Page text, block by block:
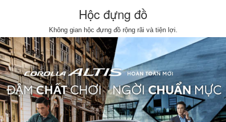
Hộc đựng đồ
Không gian hộc đựng đồ rộng rãi và tiện lợi.